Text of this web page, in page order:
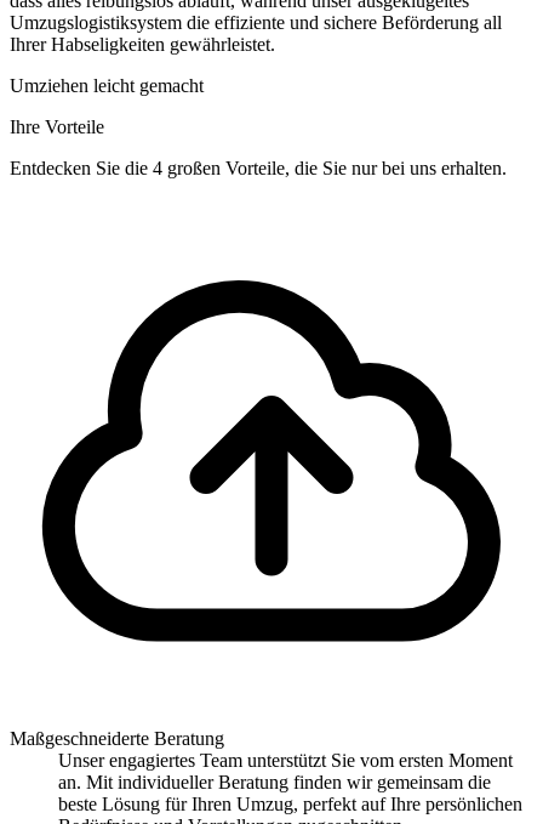
Umzugslogistiksystem die effiziente und sichere Beförderung all
Ihrer Habseligkeiten gewährleistet.
Umziehen leicht gemacht
Ihre Vorteile
Entdecken Sie die 4 großen Vorteile, die Sie nur bei uns erhalten.
Maßgeschneiderte Beratung
Unser engagiertes Team unterstützt Sie vom ersten Moment
an. Mit individueller Beratung finden wir gemeinsam die
beste Lösung für Ihren Umzug, perfekt auf Ihre persönlichen